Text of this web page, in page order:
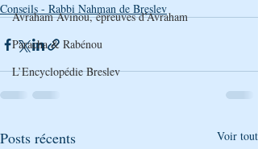
Avraham Avinou, épreuves d’Avraham
Paracha & Rabénou
L’Encyclopédie Breslev
Conseils - Rabbi Nahman de Breslev
Posts récents Voir tout